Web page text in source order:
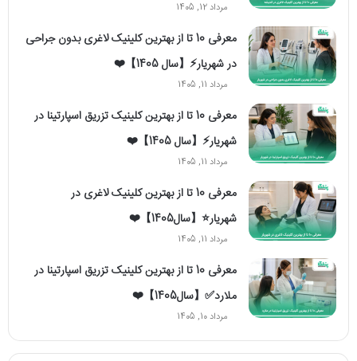
مرداد 12, 1405
معرفی 10 تا از بهترین کلینیک لاغری بدون جراحی
در شهریار⚡【سال 1405】❤️
مرداد 11, 1405
معرفی 10 تا از بهترین کلینیک تزریق اسپارتینا در
شهریار⚡【سال 1405】❤️
مرداد 11, 1405
معرفی 10 تا از بهترین کلینیک لاغری در
شهریار⭐【سال1405】❤️
مرداد 11, 1405
معرفی 10 تا از بهترین کلینیک تزریق اسپارتینا در
ملارد✅【سال1405】❤️
مرداد 10, 1405